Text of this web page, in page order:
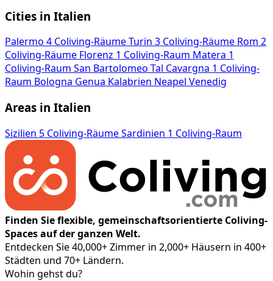
Cities in Italien
Palermo 4 Coliving-RäumeTurin 3 Coliving-Räume Rom 2
Coliving-Räume Florenz 1 Coliving-Raum Matera 1
Coliving-Raum San Bartolomeo Tal Cavargna 1 Coliving-
Raum Bologna Genua Kalabrien Neapel Venedig
Areas in Italien
Sizilien 5 Coliving-RäumeSardinien 1 Coliving-Raum
Finden Sie flexible, gemeinschaftsorientierte Coliving-
Spaces auf der ganzen Welt.
Entdecken Sie 40,000+ Zimmer in 2,000+ Häusern in 400+
Städten und 70+ Ländern.
Wohin gehst du?